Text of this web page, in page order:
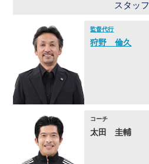
スタッフ
監督代行
狩野 倫久
コーチ
太田 圭輔